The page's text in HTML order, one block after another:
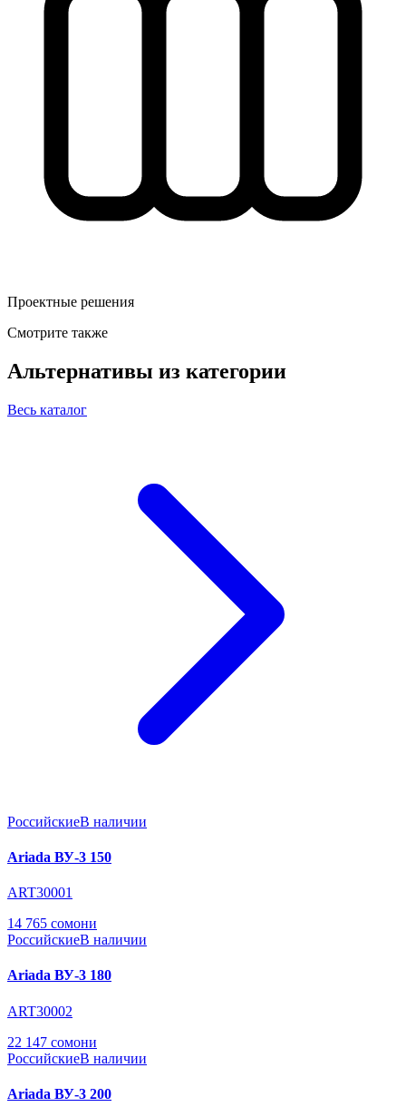
Проектные решения
Смотрите также
Альтернативы из категории
Весь каталог
РоссийскиеВ наличии
Ariada ВУ-3 150
ART30001
14 765 сомони
РоссийскиеВ наличии
Ariada ВУ-3 180
ART30002
22 147 сомони
РоссийскиеВ наличии
Ariada ВУ-3 200